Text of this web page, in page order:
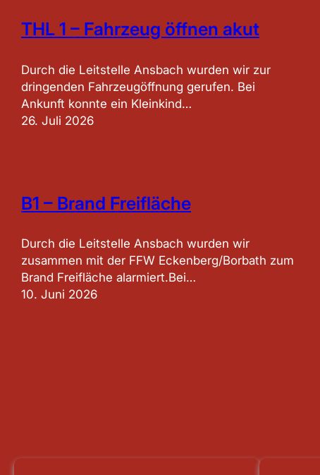
THL 1 – Fahrzeug öffnen akut
Durch die Leitstelle Ansbach wurden wir zur
dringenden Fahrzeugöffnung gerufen. Bei
Ankunft konnte ein Kleinkind…
26. Juli 2026
B1 – Brand Freifläche
Durch die Leitstelle Ansbach wurden wir
zusammen mit der FFW Eckenberg/Borbath zum
Brand Freifläche alarmiert.Bei…
10. Juni 2026